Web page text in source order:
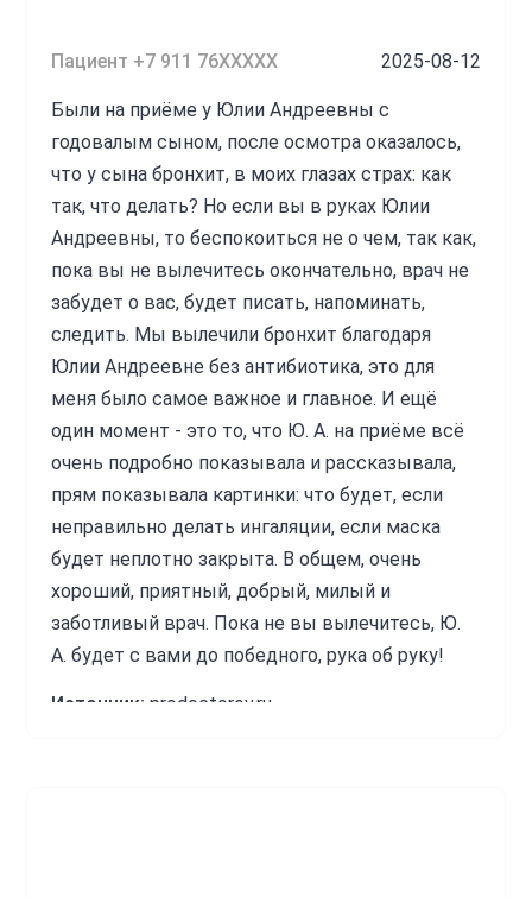
Пациент +7 911 76XXXXX 2025-08-12
Были на приёме у Юлии Андреевны с
годовалым сыном, после осмотра оказалось,
что у сына бронхит, в моих глазах страх: как
так, что делать? Но если вы в руках Юлии
Андреевны, то беспокоиться не о чем, так как,
пока вы не вылечитесь окончательно, врач не
забудет о вас, будет писать, напоминать,
следить. Мы вылечили бронхит благодаря
Юлии Андреевне без антибиотика, это для
меня было самое важное и главное. И ещё
один момент - это то, что Ю. А. на приёме всё
очень подробно показывала и рассказывала,
прям показывала картинки: что будет, если
неправильно делать ингаляции, если маска
будет неплотно закрыта. В общем, очень
хороший, приятный, добрый, милый и
заботливый врач. Пока не вы вылечитесь, Ю.
А. будет с вами до победного, рука об руку!
Источник: prodoctorov.ru